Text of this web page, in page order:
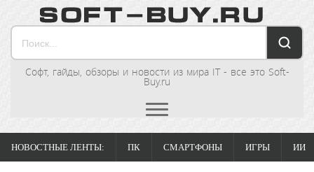
Софт, гайды, обзоры и новости из мира IT - все это Soft-
Buy.ru
НОВОСТНЫЕ ЛЕНТЫ: ПК СМАРТФОНЫ ИГРЫ ИИ